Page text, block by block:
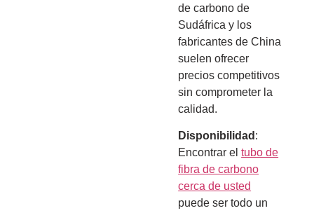
de carbono de
Sudáfrica y los
fabricantes de China
suelen ofrecer
precios competitivos
sin comprometer la
calidad.
Disponibilidad :
Encontrar eltubo de
fibra de carbono
cerca de usted
puede ser todo un